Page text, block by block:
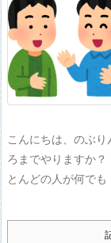
こんにちは、のぶ
ろまでやりますか
とんどの人が何で